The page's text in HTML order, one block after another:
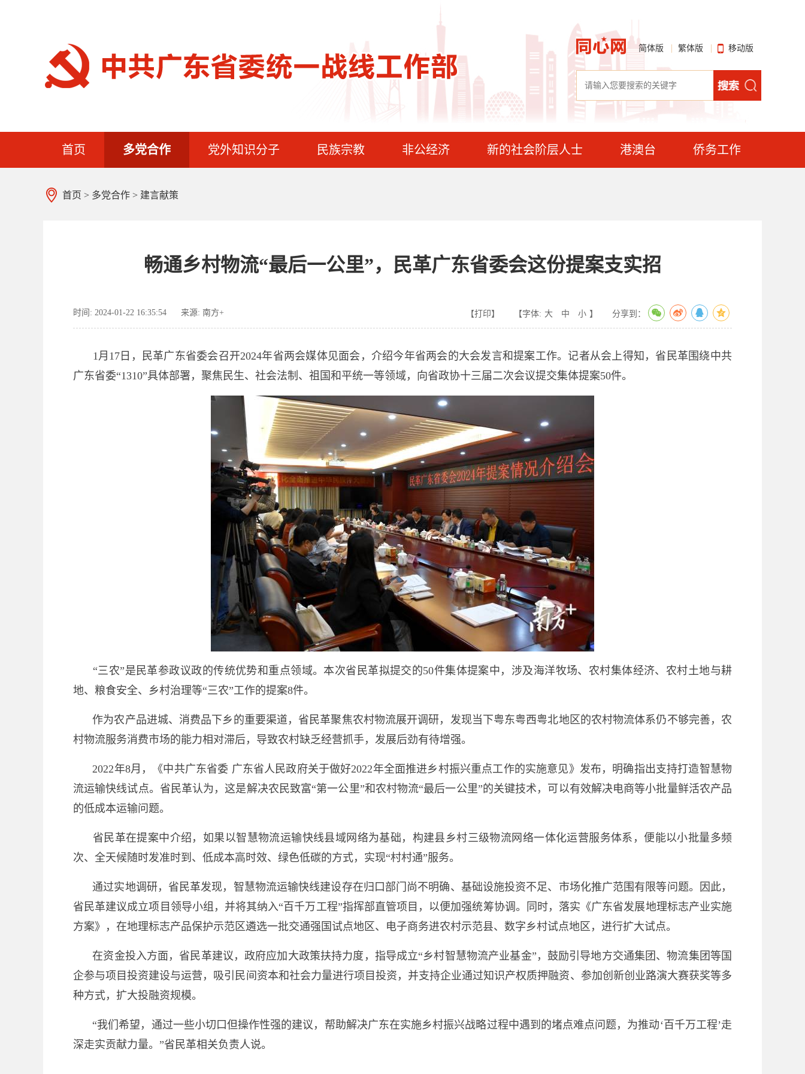
简体版 繁体版 移动版
首页 多党合作 党外知识分子 民族宗教 非公经济 新的社会阶层人士 港澳台 侨务工作
首页 > 多党合作 > 建言献策
畅通乡村物流“最后一公里”，民革广东省委会这份提案支实招
时间: 2024-01-22 16:35:54 来源: 南方+ 【打印】 【字体: 大 中 小 】 分享到：
1月17日，民革广东省委会召开2024年省两会媒体见面会，介绍今年省两会的大会发言和提案工作。记者从会上得知，省民革围绕中共
广东省委“1310”具体部署，聚焦民生、社会法制、祖国和平统一等领域，向省政协十三届二次会议提交集体提案50件。
“三农”是民革参政议政的传统优势和重点领域。本次省民革拟提交的50件集体提案中，涉及海洋牧场、农村集体经济、农村土地与耕
地、粮食安全、乡村治理等“三农”工作的提案8件。
作为农产品进城、消费品下乡的重要渠道，省民革聚焦农村物流展开调研，发现当下粤东粤西粤北地区的农村物流体系仍不够完善，农
村物流服务消费市场的能力相对滞后，导致农村缺乏经营抓手，发展后劲有待增强。
2022年8月，《中共广东省委 广东省人民政府关于做好2022年全面推进乡村振兴重点工作的实施意见》发布，明确指出支持打造智慧物
流运输快线试点。省民革认为，这是解决农民致富“第一公里”和农村物流“最后一公里”的关键技术，可以有效解决电商等小批量鲜活农产品
的低成本运输问题。
省民革在提案中介绍，如果以智慧物流运输快线县域网络为基础，构建县乡村三级物流网络一体化运营服务体系，便能以小批量多频
次、全天候随时发准时到、低成本高时效、绿色低碳的方式，实现“村村通”服务。
通过实地调研，省民革发现，智慧物流运输快线建设存在归口部门尚不明确、基础设施投资不足、市场化推广范围有限等问题。因此，
省民革建议成立项目领导小组，并将其纳入“百千万工程”指挥部直管项目，以便加强统筹协调。同时，落实《广东省发展地理标志产业实施
方案》，在地理标志产品保护示范区遴选一批交通强国试点地区、电子商务进农村示范县、数字乡村试点地区，进行扩大试点。
在资金投入方面，省民革建议，政府应加大政策扶持力度，指导成立“乡村智慧物流产业基金”，鼓励引导地方交通集团、物流集团等国
企参与项目投资建设与运营，吸引民间资本和社会力量进行项目投资，并支持企业通过知识产权质押融资、参加创新创业路演大赛获奖等多
种方式，扩大投融资规模。
“我们希望，通过一些小切口但操作性强的建议，帮助解决广东在实施乡村振兴战略过程中遇到的堵点难点问题，为推动‘百千万工程’走
深走实贡献力量。”省民革相关负责人说。